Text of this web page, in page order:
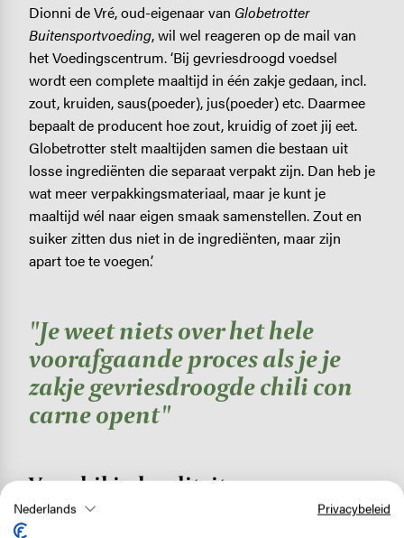
"Je weet niets over het hele
voorafgaande proces als je je
zakje gevriesdroogde chili con
carne opent"
Dionni de Vré, oud-eigenaar van Globetrotter
Buitensportvoeding, wil wel reageren op de mail van
het Voedingscentrum. ‘Bij gevriesdroogd voedsel
wordt een complete maaltijd in één zakje gedaan, incl.
zout, kruiden, saus(poeder), jus(poeder) etc. Daarmee
bepaalt de producent hoe zout, kruidig of zoet jij eet.
Globetrotter stelt maaltijden samen die bestaan uit
losse ingrediënten die separaat verpakt zijn. Dan heb je
wat meer verpakkingsmateriaal, maar je kunt je
maaltijd wél naar eigen smaak samenstellen. Zout en
suiker zitten dus niet in de ingrediënten, maar zijn
apart toe te voegen.’
Verschil in kwaliteit
Ook Prof. Dr. Ir. Ingeborg Brouwer van de
Faculty of
Nederlands Privacybeleid